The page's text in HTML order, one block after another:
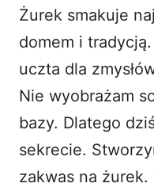
Żurek smakuje
domem i
uczta dla
Nie wyobrażam
bazy. Dlatego
sekrecie.
zakwas na żurek.